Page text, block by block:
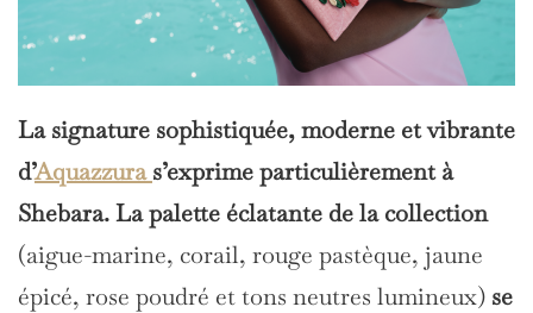
La signature sophistiquée, moderne et vibrante
d’Aquazzuras’exprime particulièrement à
Shebara. La palette éclatante de la collection
(aigue-marine, corail, rouge pastèque, jaune
épicé, rose poudré et tons neutres lumineux) se